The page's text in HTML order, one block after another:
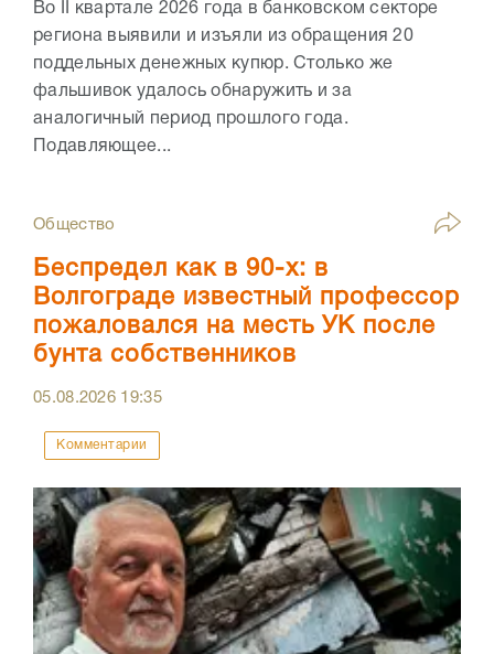
Во II квартале 2026 года в банковском секторе
региона выявили и изъяли из обращения 20
поддельных денежных купюр. Столько же
фальшивок удалось обнаружить и за
аналогичный период прошлого года.
Подавляющее...
Общество
Беспредел как в 90-х: в
Волгограде известный профессор
пожаловался на месть УК после
бунта собственников
05.08.2026 19:35
Комментарии